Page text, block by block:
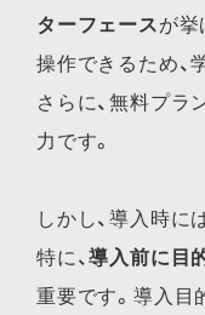
ターフェースが挙
操作できるため、
さらに、無料プ
力です。
しかし、導入時に
特に、導入前に目
重要です。導入目